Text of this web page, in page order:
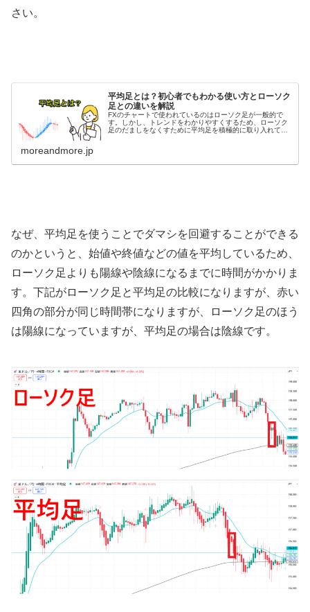
さい。
平均足とは？初心者でもわかる使い方とローソク
足との違いを解説
FXのチャートで使われているのはローソク足が一般的で
す。しかし、トレンドをわかりやすくするため、ローソク
足のだましをなくすために平均足を積極的に取り入れてい
moreandmore.jp
なぜ、平均足を使うことでダマシを回避することができる
のかというと、始値や終値などの値を平均しているため、
ローソク足よりも陽線や陰線になるまでに時間がかかりま
す。下記がローソク足と平均足の比較になりますが、赤い
四角の部分が同じ時間帯になりますが、ローソク足のほう
は陽線になっていますが、平均足の場合は陰線です。